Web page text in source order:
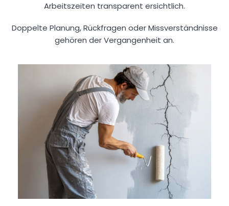
Arbeitszeiten transparent ersichtlich.
Doppelte Planung, Rückfragen oder Missverständnisse
gehören der Vergangenheit an.